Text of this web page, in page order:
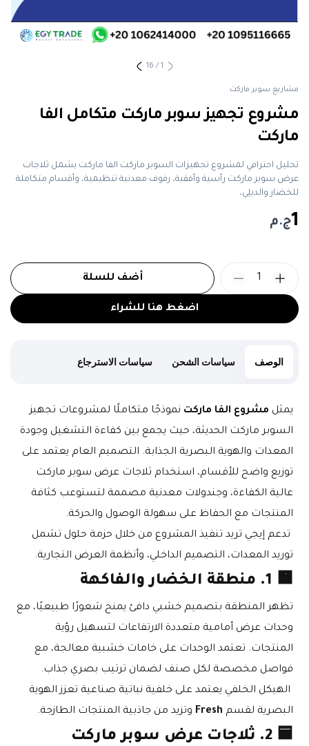
1
/
16
مشاريع سوبر ماركت
مشروع تجهيز سوبر ماركت متكامل الفا
ماركت
تحليل احترافي لمشروع تجهيزات السوبر ماركت الفا ماركت يشمل ثلاجات
عرض سوبر ماركت رأسية وأفقية، رفوف معدنية تنظيمية، وأقسام متكاملة
للخضار والديلِي،
1ج.م
اضغط هنا للشراء
أضف للسلة 1
الوصف سياسات الشحن سياسات الاسترجاع
يمثل مشروع الفا ماركت
نموذجًا متكاملًا لمشروعات تجهيز
المنتجات مع الحفاظ على سهولة الوصول والحركة.
توريد المعدات، التصميم الداخلي، وأنظمة العرض التجارية.
🟧 1. منطقة الخضار والفاكهة
فواصل مخصصة لكل صنف لضمان ترتيب بصري جذاب.
البصرية لقسم Fresh وتزيد من جاذبية المنتجات الطازجة.
🟦 2. ثلاجات عرض سوبر ماركت